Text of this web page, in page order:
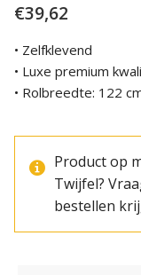
€39,62
• Zelfklevend
• Luxe premium
• Rolbreedte: 122
Product op
Twijfel?
bestellen